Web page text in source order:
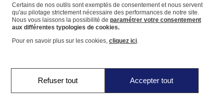
Certains de nos outils sont exemptés de consentement et nous servent
qu'au pilotage strictement nécessaire des performances de notre site.
Nous vous laissons la possibilité de paramétrer votre consentement
aux différentes typologies de cookies.
Pour en savoir plus sur les cookies, cliquez ici.
Refuser tout Accepter tout